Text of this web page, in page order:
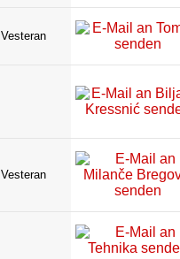
Vesteran
Vesteran